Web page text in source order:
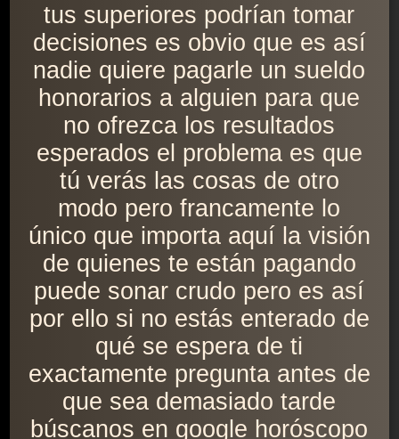
tus superiores podrían tomar
decisiones es obvio que es así
nadie quiere pagarle un sueldo
honorarios a alguien para que
no ofrezca los resultados
esperados el problema es que
tú verás las cosas de otro
modo pero francamente lo
único que importa aquí la visión
de quienes te están pagando
puede sonar crudo pero es así
por ello si no estás enterado de
qué se espera de ti
exactamente pregunta antes de
que sea demasiado tarde
búscanos en google horóscopo